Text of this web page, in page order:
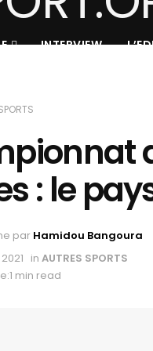
INTERVIEW
: le
par Hamidou Bangoura
in AUTRES SPORTS
min read